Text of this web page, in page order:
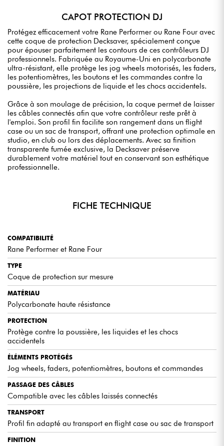
CAPOT PROTECTION DJ
Protégez efficacement votre Rane Performer ou Rane Four avec
cette coque de protection Decksaver, spécialement conçue
pour épouser parfaitement les contours de ces contrôleurs DJ
professionnels. Fabriquée au Royaume-Uni en polycarbonate
ultra-résistant, elle protège les jog wheels motorisés, les faders,
les potentiomètres, les boutons et les commandes contre la
poussière, les projections de liquide et les chocs accidentels.
Grâce à son moulage de précision, la coque permet de laisser
les câbles connectés afin que votre contrôleur reste prêt à
l'emploi. Son profil fin facilite son rangement dans un flight
case ou un sac de transport, offrant une protection optimale en
studio, en club ou lors des déplacements. Avec sa finition
transparente fumée exclusive, la Decksaver préserve
durablement votre matériel tout en conservant son esthétique
professionnelle.
FICHE TECHNIQUE
COMPATIBILITÉ
Rane Performer et Rane Four
TYPE
Coque de protection sur mesure
MATÉRIAU
Polycarbonate haute résistance
PROTECTION
Protège contre la poussière, les liquides et les chocs
accidentels
ÉLÉMENTS PROTÉGÉS
Jog wheels, faders, potentiomètres, boutons et commandes
PASSAGE DES CÂBLES
Compatible avec les câbles laissés connectés
TRANSPORT
Profil fin adapté au transport en flight case ou sac de transport
FINITION